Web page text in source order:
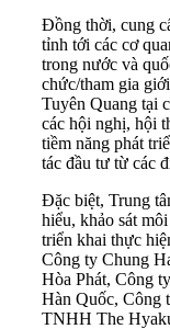
Đồng thời, cung
tỉnh tới các cơ
trong nước và
chức/tham gia
Tuyên Quang tại
các hội nghị, hội
tiềm năng phát
tác đầu tư từ các
Đặc biệt, Trung
hiểu, khảo sát
triển khai thực
Công ty Chung
Hòa Phát, Công
Hàn Quốc, Công
TNHH The